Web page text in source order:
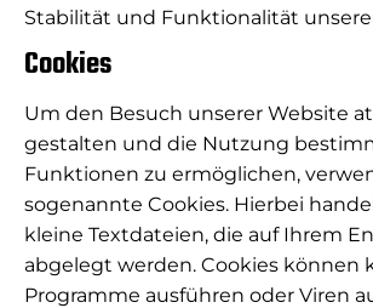
Stabilität und Funktionalität
Cookies
Um den Besuch unserer Website
gestalten und die Nutzung
Funktionen zu ermöglichen,
sogenannte Cookies. Hierbei
kleine Textdateien, die auf Ihrem
abgelegt werden. Cookies können
Programme ausführen oder Viren